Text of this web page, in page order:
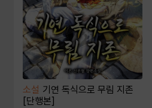
소설 기연 독식으로 무림 지존
[단행본]